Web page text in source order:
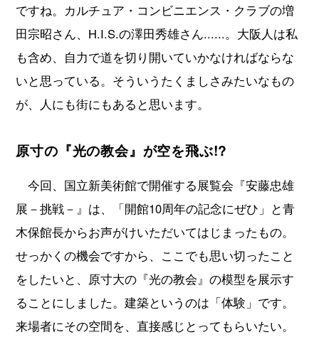
ですね。カルチュア・コンビニエンス・クラブの増
田宗昭さん、H.I.S.の澤田秀雄さん......。大阪人は私
も含め、自力で道を切り開いていかなければならな
いと思っている。そういうたくましさみたいなもの
が、人にも街にもあると思います。
原寸の『光の教会』が空を飛ぶ!?
今回、国立新美術館で開催する展覧会『安藤忠雄
展－挑戦－』は、「開館10周年の記念にぜひ」と青
木保館長からお声がけいただいてはじまったもの。
せっかくの機会ですから、ここでも思い切ったこと
をしたいと、原寸大の『光の教会』の模型を展示す
ることにしました。建築というのは「体験」です。
来場者にその空間を、直接感じとってもらいたい。